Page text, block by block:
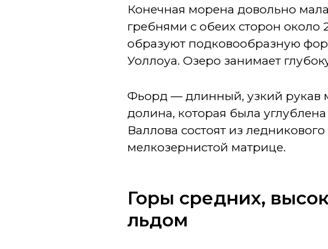
Конечная морена довольно
гребнями с обеих сторон
образуют подковообразную
Уоллоуа. Озеро занимает
Фьорд — длинный, узкий рукав
долина, которая была
Валлова состоят из
мелкозернистой матрице.
Горы средних,
льдом